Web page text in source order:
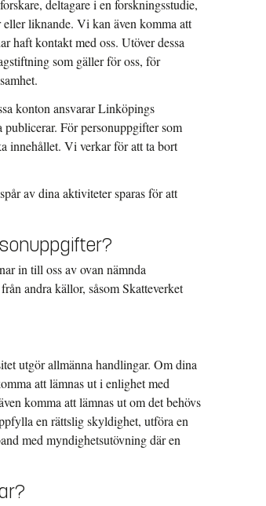
deltagare i en forskningsstudie,
eller liknande. Vi kan även komma att
haft kontakt med oss. Utöver dessa
som gäller för oss, för
konton ansvarar Linköpings
För personuppgifter som
innehållet. Vi verkar för att ta bort
av dina aktiviteter sparas för att
in till oss av ovan nämnda
andra källor, såsom Skatteverket
utgör allmänna handlingar. Om dina
att lämnas ut i enlighet med
komma att lämnas ut om det behövs
en rättslig skyldighet, utföra en
med myndighetsutövning där en